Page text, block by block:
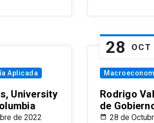
Aplicada
University
de 2022
28 OCT
Rodrigo
de
28 de